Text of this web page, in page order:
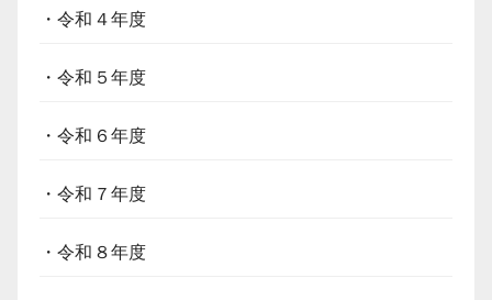
・令和４年度
・令和５年度
・令和６年度
・令和７年度
・令和８年度